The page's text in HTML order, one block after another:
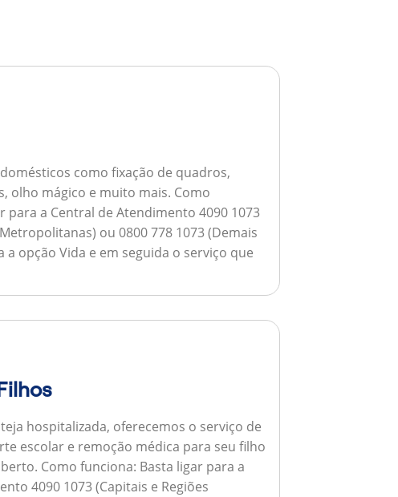
como fixação de quadros,
olho mágico e muito mais. Como
para a Central de Atendimento 4090 1073
ou 0800 778 1073 (Demais
a opção Vida e em seguida o serviço que
hospitalizada, oferecemos o serviço de
escolar e remoção médica para seu filho
Como funciona: Basta ligar para a
4090 1073 (Capitais e Regiões